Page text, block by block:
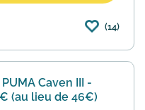
(14)
Caven III -
(au lieu de 46€)